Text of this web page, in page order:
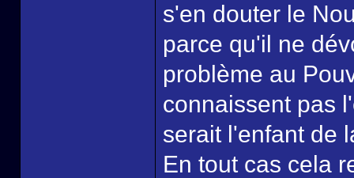
s'en douter le
parce qu'il ne
problème au
connaissent pas
serait l'enfant de
En tout cas cela